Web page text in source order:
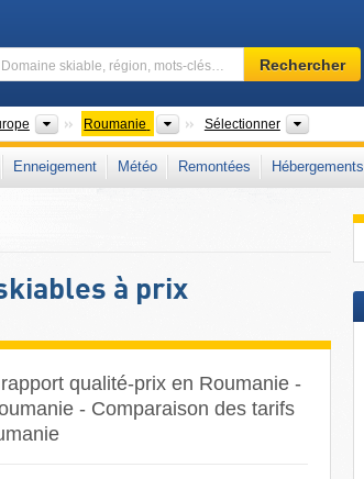
Domaine
skiable,
mots-
clés…
Rechercher
Continents
Roumanie PaysSélectionner
Enneigement Météo Remontées
Hébergements
à prix
qualité-prix en Roumanie -
- Comparaison des tarifs